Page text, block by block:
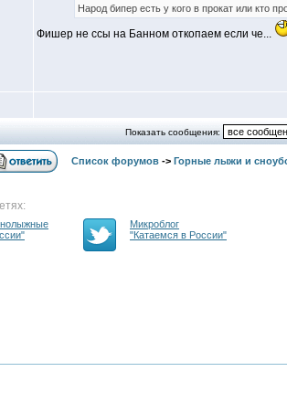
Народ бипер есть у кого в прокат или кто
Фишер не ссы на Банном откопаем если че...
Показать сообщения:
Список форумов -> Горные лыжи и
Микроблог
"Катаемся в России"